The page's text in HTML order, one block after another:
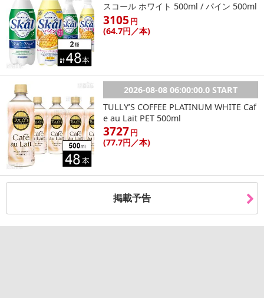
スコール ホワイト 500ml / パイン 500ml
3105 円
(64.7円／本)
2026-08-08 06:00:00.0 START
TULLY’S COFFEE PLATINUM WHITE Caf
e au Lait PET 500ml
3727円
(77.7円／本)
掲載予告